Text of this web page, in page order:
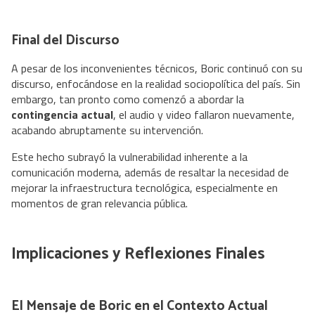
Final del Discurso
A pesar de los inconvenientes técnicos, Boric continuó con su
discurso, enfocándose en la realidad sociopolítica del país. Sin
embargo, tan pronto como comenzó a abordar la
contingencia actual, el audio y video fallaron nuevamente,
acabando abruptamente su intervención.
Este hecho subrayó la vulnerabilidad inherente a la
comunicación moderna, además de resaltar la necesidad de
mejorar la infraestructura tecnológica, especialmente en
momentos de gran relevancia pública.
Implicaciones y Reflexiones Finales
El Mensaje de Boric en el Contexto Actual